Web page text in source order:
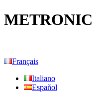
METRONIC
Français
Italiano
Español